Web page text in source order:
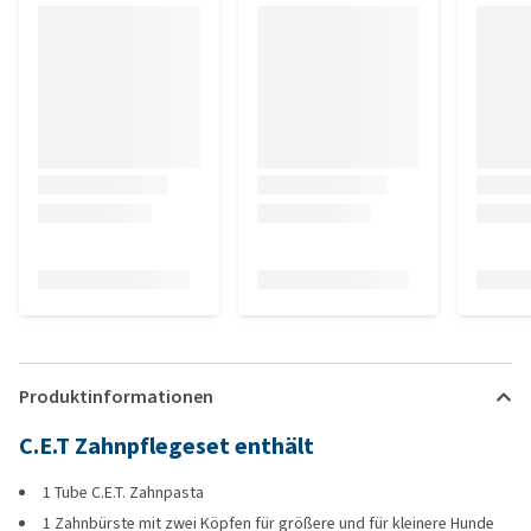
Produktinformationen
C.E.T Zahnpflegeset enthält
1 Tube C.E.T. Zahnpasta
1 Zahnbürste mit zwei Köpfen für größere und für kleinere Hunde